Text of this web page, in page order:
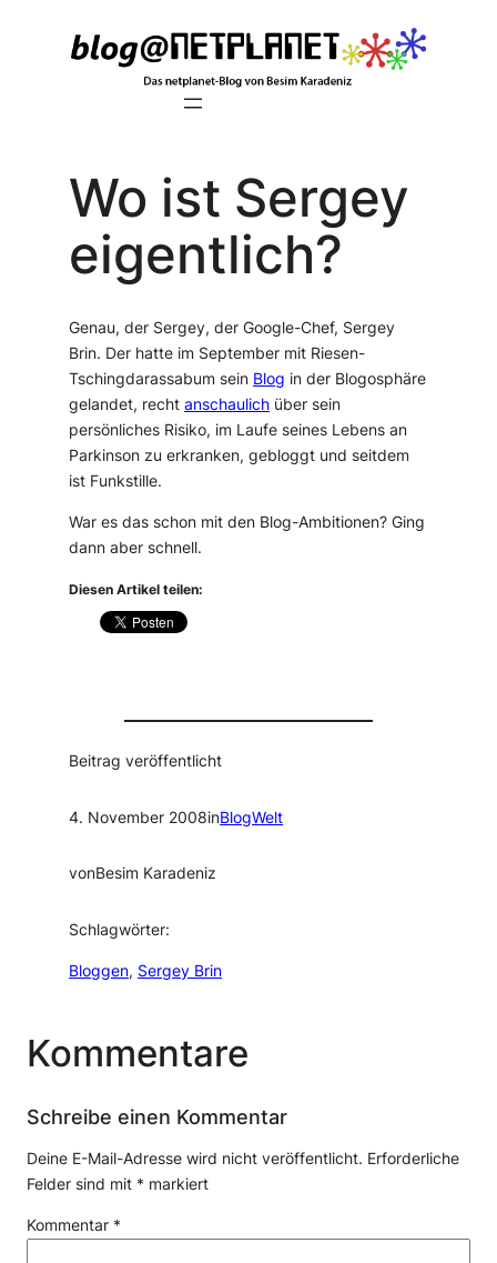
Wo ist Sergey
eigentlich?
Genau, der Sergey, der Google-Chef, Sergey
Brin. Der hatte im September mit Riesen-
Tschingdarassabum sein Blog in der Blogosphäre
gelandet, rechtanschaulich über sein
persönliches Risiko, im Laufe seines Lebens an
Parkinson zu erkranken, gebloggt und seitdem
ist Funkstille.
War es das schon mit den Blog-Ambitionen? Ging
dann aber schnell.
Diesen Artikel teilen:
Beitrag veröffentlicht
4. November 2008inBlogWelt
vonBesim Karadeniz
Schlagwörter:
Bloggen, Sergey Brin
Kommentare
Schreibe einen Kommentar
Deine E-Mail-Adresse wird nicht veröffentlicht. Erforderliche
Felder sind mit * markiert
Kommentar *